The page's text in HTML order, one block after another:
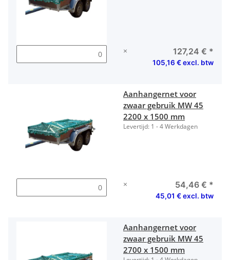
× 127,24 € *
105,16 € excl. btw
Aanhangernet voor
zwaar gebruik MW 45
2200 x 1500 mm
Levertijd: 1 - 4 Werkdagen
× 54,46 € *
45,01 € excl. btw
Aanhangernet voor
zwaar gebruik MW 45
2700 x 1500 mm